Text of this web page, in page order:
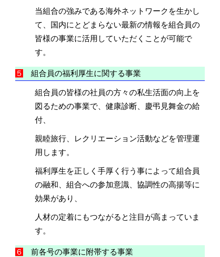
当組合の強みである海外ネットワークを生かし
て、国内にとどまらない最新の情報を組合員の
皆様の事業に活用していただくことが可能で
す。
５ 組合員の福利厚生に関する事業
組合員の皆様の社員の方々の私生活面の向上を
図るための事業で、健康診断、慶弔見舞金の給
付、
親睦旅行、レクリエーション活動などを管理運
用します。
福利厚生を正しく手厚く行う事によって組合員
の融和、組合への参加意識、協調性の高揚等に
効果があり、
人材の定着にもつながると注目が高まっていま
す。
６ 前各号の事業に附帯する事業